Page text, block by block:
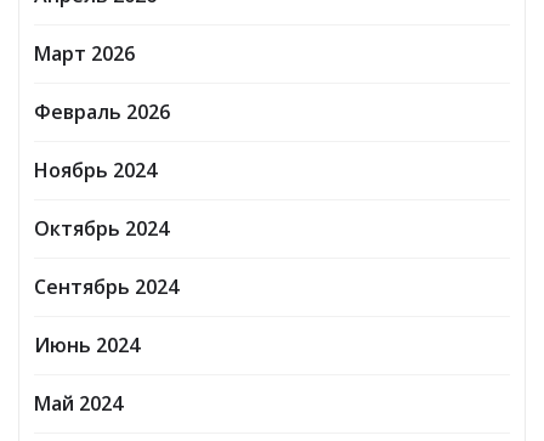
Март 2026
Февраль 2026
Ноябрь 2024
Октябрь 2024
Сентябрь 2024
Июнь 2024
Май 2024